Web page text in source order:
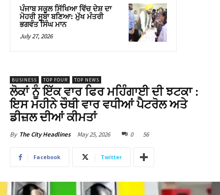
ਪੰਜਾਬ ਸਕੂਲ ਸਿੱਖਿਆ ਵਿੱਚ ਦੇਸ਼ ਦਾ
ਮੋਹਰੀ ਸੂਬਾ ਬਣਿਆ: ਮੁੱਖ ਮੰਤਰੀ
ਭਗਵੰਤ ਸਿੰਘ ਮਾਨ
July 27, 2026